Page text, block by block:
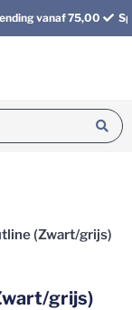
vanaf 75,00
(Zwart/grijs)
grijs)